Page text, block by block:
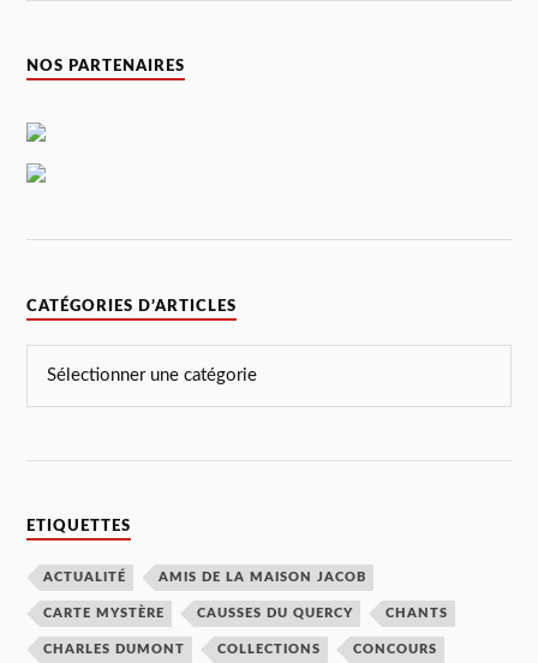
NOS PARTENAIRES
CATÉGORIES D’ARTICLES
ETIQUETTES
ACTUALITÉ AMIS DE LA MAISON JACOB
CARTE MYSTÈRE CAUSSES DU QUERCY CHANTS
CHARLES DUMONT COLLECTIONS CONCOURS